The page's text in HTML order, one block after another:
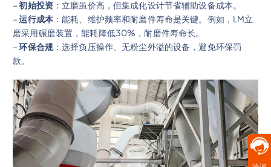
–初始投资：立磨虽价高，但集成化设计节省辅助设备成本。
–运行成本：能耗、维护频率和耐磨件寿命是关键。例如，LM立
磨采用碾磨装置，能耗降低30%，耐磨件寿命长。
–环保合规：选择负压操作、无粉尘外溢的设备，避免环保罚
款。